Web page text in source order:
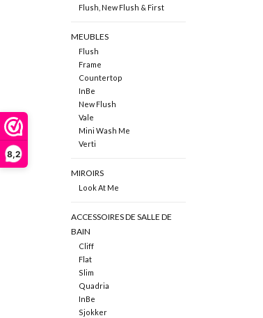
8,2
Flush, New Flush & First
MEUBLES
Flush
Frame
Countertop
InBe
New Flush
Vale
Mini Wash Me
Verti
MIROIRS
Look At Me
ACCESSOIRES DE SALLE DE
BAIN
Cliff
Flat
Slim
Quadria
InBe
Sjokker